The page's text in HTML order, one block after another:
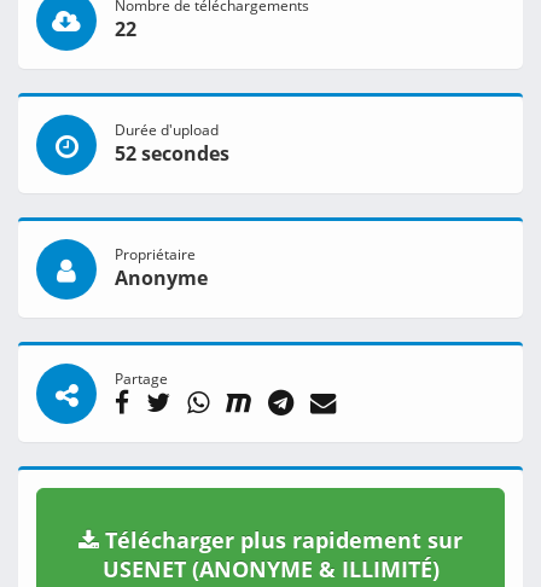
Nombre de téléchargements
22
Durée d'upload
52 secondes
Propriétaire
Anonyme
Partage
Télécharger plus rapidement sur
USENET (ANONYME & ILLIMITÉ)